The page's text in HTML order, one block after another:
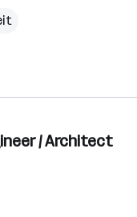
/ Architect